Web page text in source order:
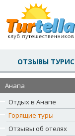
ОТЗЫВЫ
Анапа
Отдых в Анапе
Горящие туры
Отзывы об отелях